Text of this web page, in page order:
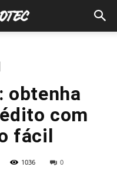
obtenha
com
fácil
1036 0